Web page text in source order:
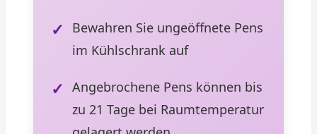
Bewahren Sie ungeöffnete Pens
im Kühlschrank auf
Angebrochene Pens können bis
zu 21 Tage bei Raumtemperatur